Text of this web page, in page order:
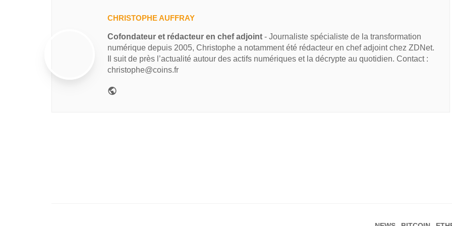
CHRISTOPHE AUFFRAY
Cofondateur et rédacteur en chef adjoint - Journaliste spécialiste de la transformation
numérique depuis 2005, Christophe a notamment été rédacteur en chef adjoint chez ZDNet.
Il suit de près l’actualité autour des actifs numériques et la décrypte au quotidien. Contact :
christophe@coins.fr